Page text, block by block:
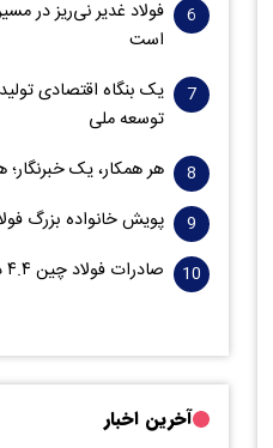
فولاد غدیر نی‌ریز در
است
یک بنگاه اقتصادی
توسعه ملی
هر همکار، یک
پویش خانواده بزرگ
صادرات فولاد چین ۴.۴ درصد کاهش یافت
آخرین اخبار